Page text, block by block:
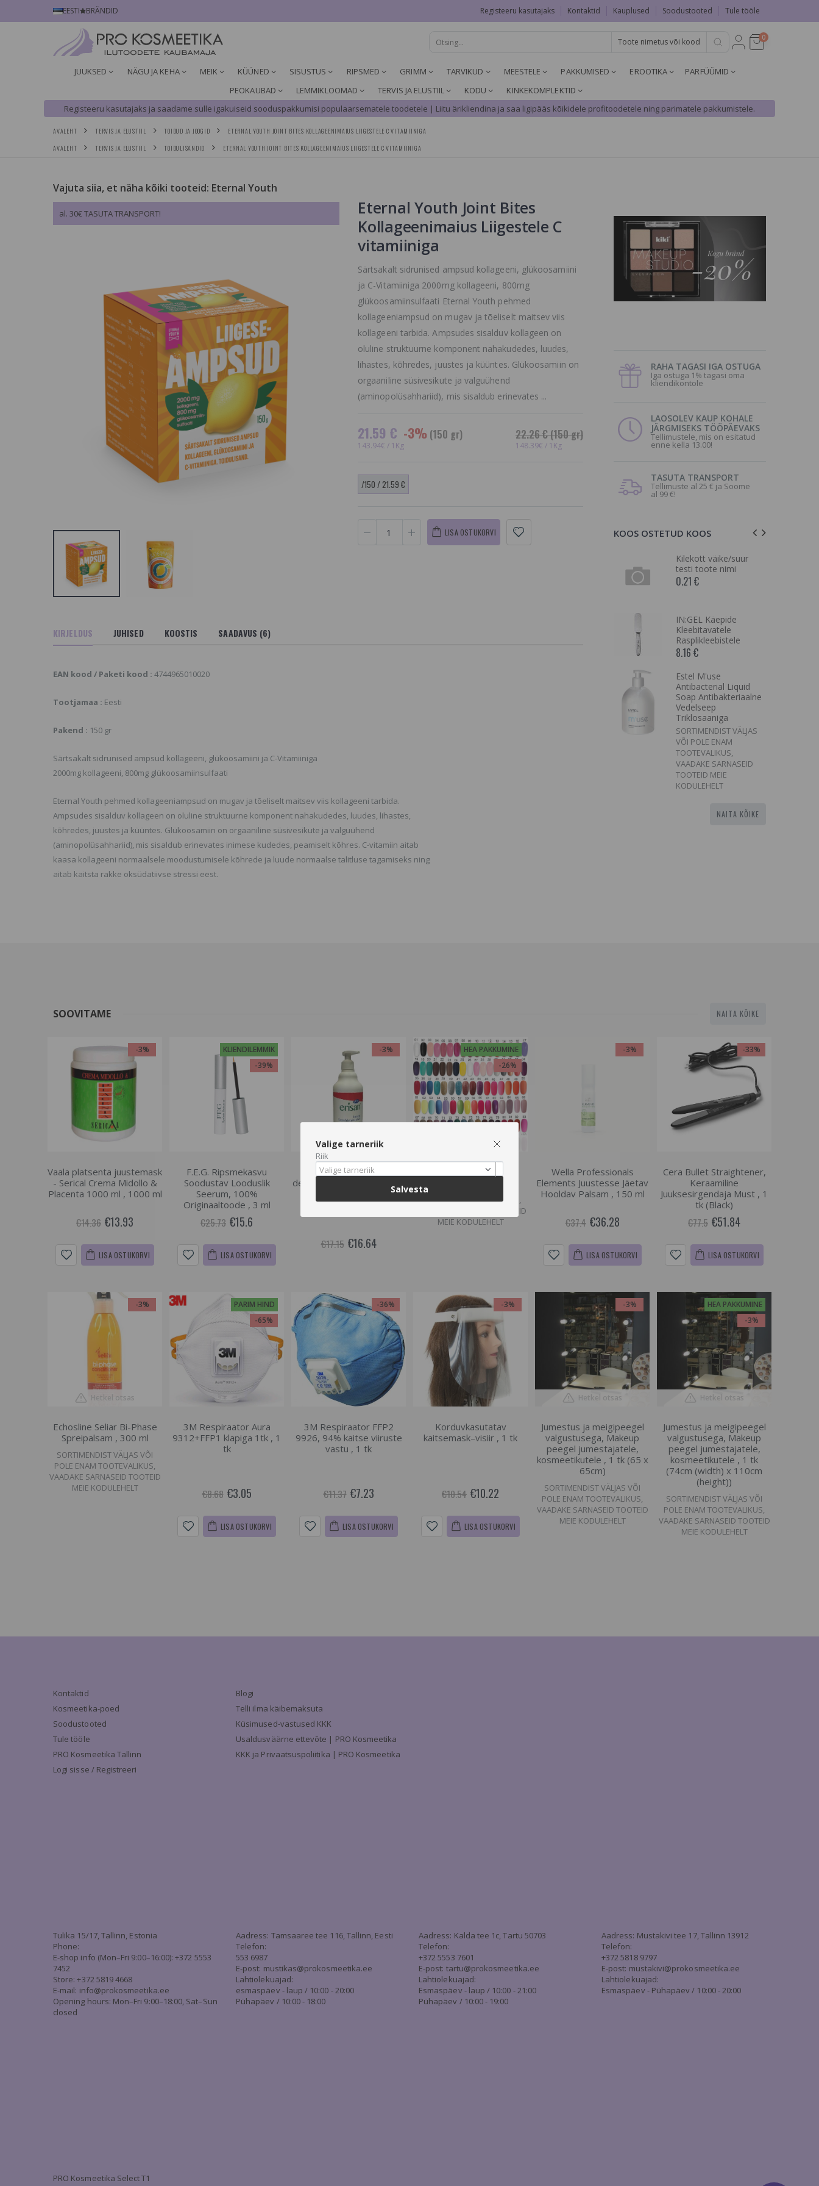
EESTI BRÄNDID Registeeru kasutajaks Kontaktid Kauplused Soodustooted Tule tööle
0
JUUKSED NÄGU JA KEHA MEIK KÜÜNED SISUSTUS RIPSMED GRIMM TARVIKUD MEESTELE PAKKUMISED EROOTIKA
PARFÜÜMID
PEOKAUBAD
LEMMIKLOOMAD TERVIS JA ELUSTIIL KODU
KINKEKOMPLEKTID
Registeeru kasutajaks ja saadame sulle igakuiseid sooduspakkumisi populaarsematele toodetele | Liitu ärikliendina ja saa ligipääs kõikidele profitoodetele ning parimatele pakkumistele.
AVALEHT TERVIS JA ELUSTIIL TOIDUD JA JOOGID
ETERNAL YOUTH JOINT BITES KOLLAGEENIMAIUS LIIGESTELE C VITAMIINIGA
AVALEHT
TERVIS JA ELUSTIIL TOIDULISANDID ETERNAL YOUTH JOINT BITES KOLLAGEENIMAIUS LIIGESTELE C VITAMIINIGA
Vajuta siia, et näha kõiki tooteid: Eternal Youth
al. 30€ TASUTA TRANSPORT!
Eternal Youth Joint Bites
Kollageenimaius Liigestele C
vitamiiniga
Särtsakalt sidrunised ampsud kollageeni, glükoosamiini
ja C-Vitamiiniga 2000mg kollageeni, 800mg
glükoosamiinsulfaati Eternal Youth pehmed
kollageeniampsud on mugav ja tõeliselt maitsev viis
kollageeni tarbida. Ampsudes sisalduv kollageen on
oluline struktuurne komponent nahakudedes, luudes,
lihastes, kõhredes, juustes ja küüntes. Glükoosamiin on
orgaaniline süsivesikute ja valguühend
(aminopolüsahhariid), mis sisaldub erinevates ...
21.59 € -3% (150 gr)
143.94€ / 1Kg
22.26 €(150 gr)
148.39€ / 1Kg
/150 / 21.59 €
LISA OSTUKORVI
KIRJELDUS JUHISED KOOSTIS SAADAVUS (6)
EAN kood / Paketi kood : 4744965010020
Tootjamaa : Eesti
Pakend : 150 gr
Särtsakalt sidrunised ampsud kollageeni, glükoosamiini ja C-Vitamiiniga
2000mg kollageeni, 800mg glükoosamiinsulfaati
Eternal Youth pehmed kollageeniampsud on mugav ja tõeliselt maitsev viis kollageeni tarbida.
Ampsudes sisalduv kollageen on oluline struktuurne komponent nahakudedes, luudes, lihastes,
kõhredes, juustes ja küüntes. Glükoosamiin on orgaaniline süsivesikute ja valguühend
(aminopolüsahhariid), mis sisaldub erinevates inimese kudedes, peamiselt kõhres. C-vitamiin aitab
kaasa kollageeni normaalsele moodustumisele kõhrede ja luude normaalse talitluse tagamiseks ning
aitab kaitsta rakke oksüdatiivse stressi eest.
RAHA TAGASI IGA OSTUGA
Iga ostuga 1% tagasi oma
kliendikontole
LAOSOLEV KAUP KOHALE
JÄRGMISEKS TÖÖPÄEVAKS
Tellimustele, mis on esitatud
enne kella 13.00!
TASUTA TRANSPORT
Tellimuste al 25 € ja Soome
al 99 €!
KOOS OSTETUD KOOS
Youth Beauty
Kollageenimaius
VÄLJAS
SARNASEID
nahale
Jane Iredale Amazing
Base® Meigipõhi,
Tolmpuuder Golden
Glow
VAADAKE SARNASEID
4.84 €
Kilekott väike/suur
testi toote nimi
0.21 €
IN:GEL Käepide
Kleebitavatele
Rasplikleebistele
8.16 €
Estel M'use
Antibacterial Liquid
Soap Antibakteriaalne
Vedelseep
Triklosaaniga
SORTIMENDIST VÄLJAS
VÕI POLE ENAM
TOOTEVALIKUS,
VAADAKE SARNASEID
TOOTEID MEIE
KODULEHELT
NAITA KÕIKE
SOOVITAME NAITA KÕIKE
-3%
Vaala platsenta juustemask
- Serical Crema Midollo &
Placenta 1000 ml , 1000 ml
€14.36 €13.93
LISA OSTUKORVI
KLIENDILEMMIK
-39%
F.E.G. Ripsmekasvu
Soodustav Looduslik
Seerum, 100%
Originaaltoode , 3 ml
€25.73 €15.6
LISA OSTUKORVI
-3%
Hetkel otsas
Antiseptiline geel käte
desinfitseerimiseks, Erisan
€17.15 €16.64
HEA PAKKUMINE
-26%
Hetkel otsas
Geellakk Aden, 10ml.
SORTIMENDIST VÄLJAS VÕI
POLE ENAM TOOTEVALIKUS,
VAADAKE SARNASEID TOOTEID
MEIE KODULEHELT
-3%
Wella Professionals
Elements Juustesse Jäetav
Hooldav Palsam , 150 ml
€37.4 €36.28
LISA OSTUKORVI
-33%
Cera Bullet Straightener,
Keraamiline
Juuksesirgendaja Must , 1
tk (Black)
€77.5 €51.84
LISA OSTUKORVI
-3%
Hetkel otsas
Echosline Seliar Bi-Phase
Spreipalsam , 300 ml
SORTIMENDIST VÄLJAS VÕI
POLE ENAM TOOTEVALIKUS,
VAADAKE SARNASEID TOOTEID
MEIE KODULEHELT
PARIM HIND
-65%
3M Respiraator Aura
9312+FFP1 klapiga 1tk , 1
tk
€8.68 €3.05
LISA OSTUKORVI
-36%
3M Respiraator FFP2
9926, 94% kaitse viiruste
vastu , 1 tk
€11.37 €7.23
LISA OSTUKORVI
-3%
Korduvkasutatav
kaitsemask–visiir , 1 tk
€10.54 €10.22
LISA OSTUKORVI
-3%
Hetkel otsas
Jumestus ja meigipeegel
valgustusega, Makeup
peegel jumestajatele,
kosmeetikutele , 1 tk (65 x
65cm)
SORTIMENDIST VÄLJAS VÕI
POLE ENAM TOOTEVALIKUS,
VAADAKE SARNASEID TOOTEID
MEIE KODULEHELT
HEA PAKKUMINE
-3%
Hetkel otsas
Jumestus ja meigipeegel
valgustusega, Makeup
peegel jumestajatele,
kosmeetikutele , 1 tk
(74cm (width) x 110cm
(height))
SORTIMENDIST VÄLJAS VÕI
POLE ENAM TOOTEVALIKUS,
VAADAKE SARNASEID TOOTEID
MEIE KODULEHELT
Kontaktid
Kosmeetika-poed
Soodustooted
Tule tööle
PRO Kosmeetika Tallinn
Logi sisse / Registreeri
Blogi
Telli ilma käibemaksuta
Küsimused-vastused KKK
Usaldusväärne ettevõte | PRO Kosmeetika
KKK ja Privaatsuspoliitika | PRO Kosmeetika
Tulika 15/17, Tallinn, Estonia
Phone:
E-shop info (Mon–Fri 9:00–16:00): +372 5553
7452
Store: +372 5819 4668
E-mail: info@prokosmeetika.ee
Opening hours: Mon–Fri 9:00–18:00, Sat–Sun
closed
Aadress: Tamsaaree tee 116, Tallinn, Eesti
Telefon:
553 6987
E-post: mustikas@prokosmeetika.ee
Lahtiolekuajad:
esmaspäev - laup / 10:00 - 20:00
Pühapäev / 10:00 - 18:00
Aadress: Kalda tee 1c, Tartu 50703
Telefon:
+372 5553 7601
E-post: tartu@prokosmeetika.ee
Lahtiolekuajad:
Esmaspäev - laup / 10:00 - 21:00
Pühapäev / 10:00 - 19:00
Aadress: Mustakivi tee 17, Tallinn 13912
Telefon:
+372 5818 9797
E-post: mustakivi@prokosmeetika.ee
Lahtiolekuajad:
Esmaspäev - Pühapäev / 10:00 - 20:00
PRO Kosmeetika Select T1
Valige tarneriik
Riik
Valige tarneriik
Salvesta